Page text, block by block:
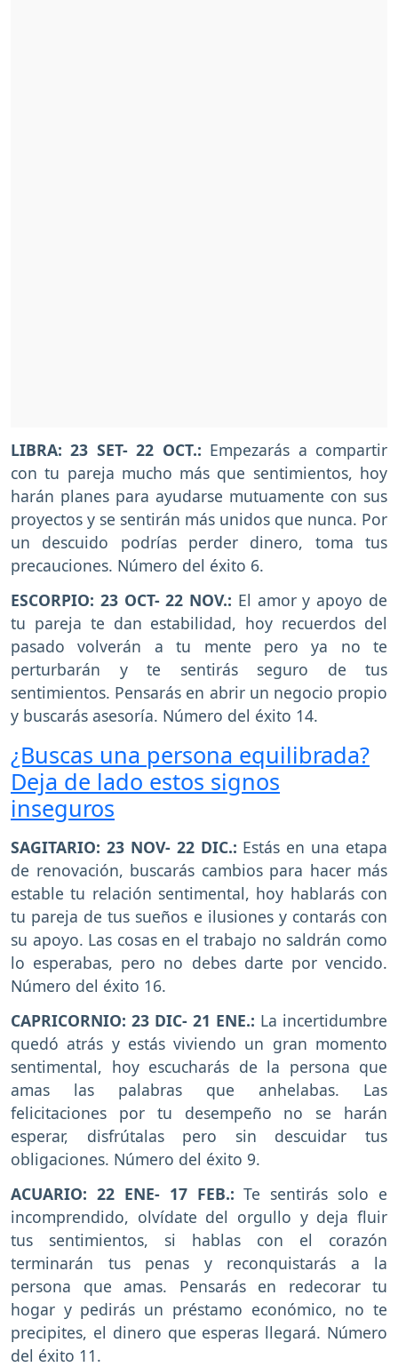
LIBRA: 23 SET- 22 OCT.: Empezarás a compartir
con tu pareja mucho más que sentimientos, hoy
harán planes para ayudarse mutuamente con sus
proyectos y se sentirán más unidos que nunca. Por
un descuido podrías perder dinero, toma tus
precauciones. Número del éxito 6.
ESCORPIO: 23 OCT- 22 NOV.: El amor y apoyo de
tu pareja te dan estabilidad, hoy recuerdos del
pasado volverán a tu mente pero ya no te
perturbarán y te sentirás seguro de tus
sentimientos. Pensarás en abrir un negocio propio
y buscarás asesoría. Número del éxito 14.
¿Buscas una persona equilibrada?
Deja de lado estos signos
inseguros
SAGITARIO: 23 NOV- 22 DIC.: Estás en una etapa
de renovación, buscarás cambios para hacer más
estable tu relación sentimental, hoy hablarás con
tu pareja de tus sueños e ilusiones y contarás con
su apoyo. Las cosas en el trabajo no saldrán como
lo esperabas, pero no debes darte por vencido.
Número del éxito 16.
CAPRICORNIO: 23 DIC- 21 ENE.: La incertidumbre
quedó atrás y estás viviendo un gran momento
sentimental, hoy escucharás de la persona que
amas las palabras que anhelabas. Las
felicitaciones por tu desempeño no se harán
esperar, disfrútalas pero sin descuidar tus
obligaciones. Número del éxito 9.
ACUARIO: 22 ENE- 17 FEB.: Te sentirás solo e
incomprendido, olvídate del orgullo y deja fluir
tus sentimientos, si hablas con el corazón
terminarán tus penas y reconquistarás a la
persona que amas. Pensarás en redecorar tu
hogar y pedirás un préstamo económico, no te
precipites, el dinero que esperas llegará. Número
del éxito 11.